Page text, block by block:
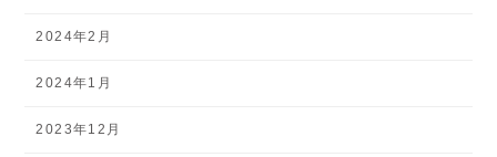
2024年2月
2024年1月
2023年12月